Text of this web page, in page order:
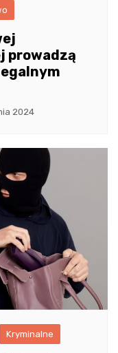
prowadzą
2024
Kryminalne